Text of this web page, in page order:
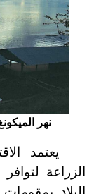
نهر
يعتمد
الزراعة